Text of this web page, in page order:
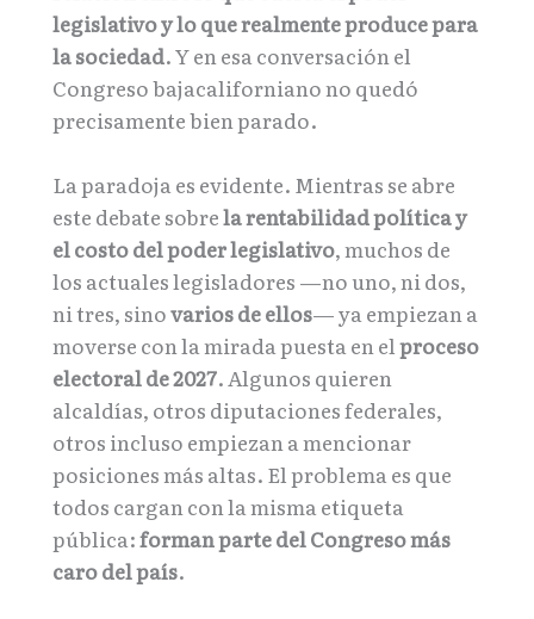
legislativo y lo que realmente produce para
la sociedad. Y en esa conversación el
Congreso bajacaliforniano no quedó
precisamente bien parado.
La paradoja es evidente. Mientras se abre
este debate sobrela rentabilidad política y
el costo del poder legislativo, muchos de
los actuales legisladores —no uno, ni dos,
ni tres, sinovarios de ellos— ya empiezan a
moverse con la mirada puesta en elproceso
electoral de 2027. Algunos quieren
alcaldías, otros diputaciones federales,
otros incluso empiezan a mencionar
posiciones más altas. El problema es que
todos cargan con la misma etiqueta
pública:forman parte del Congreso más
caro del país.